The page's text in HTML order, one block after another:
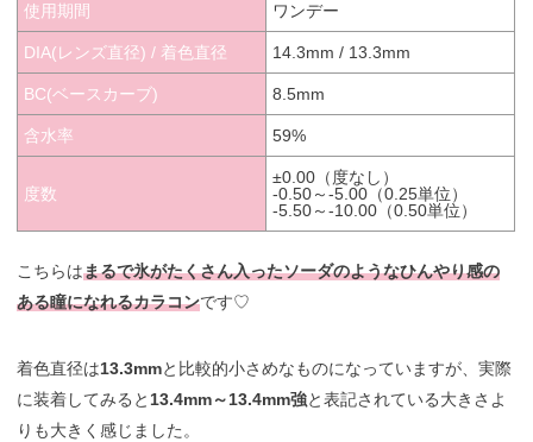
使用期間 ワンデー
DIA(レンズ直径) / 着色直径 14.3mm / 13.3mm
BC(ベースカーブ) 8.5mm
含水率 59%
度数
±0.00（度なし）
-0.50～-5.00（0.25単位）
-5.50～-10.00（0.50単位）
こちらはまるで氷がたくさん入ったソーダのようなひんやり感の
ある瞳になれるカラコンです♡
着色直径は13.3mmと比較的小さめなものになっていますが、実際
に装着してみると13.4mm～13.4mm強と表記されている大きさよ
りも大きく感じました。